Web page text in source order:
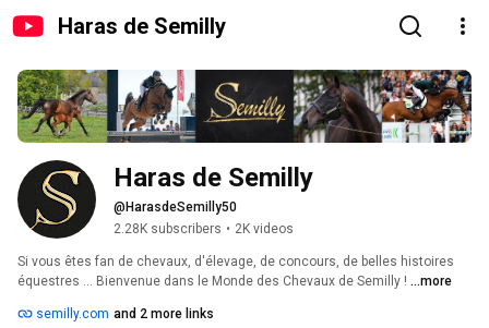
Haras de Semilly
Haras de Semilly
@HarasdeSemilly50
2.28K subscribers • 2K videos
Si vous êtes fan de chevaux, d'élevage, de concours, de belles histoires
équestres ... Bienvenue dans le Monde des Chevaux de Semilly ! ...more
semilly.com and 2 more links